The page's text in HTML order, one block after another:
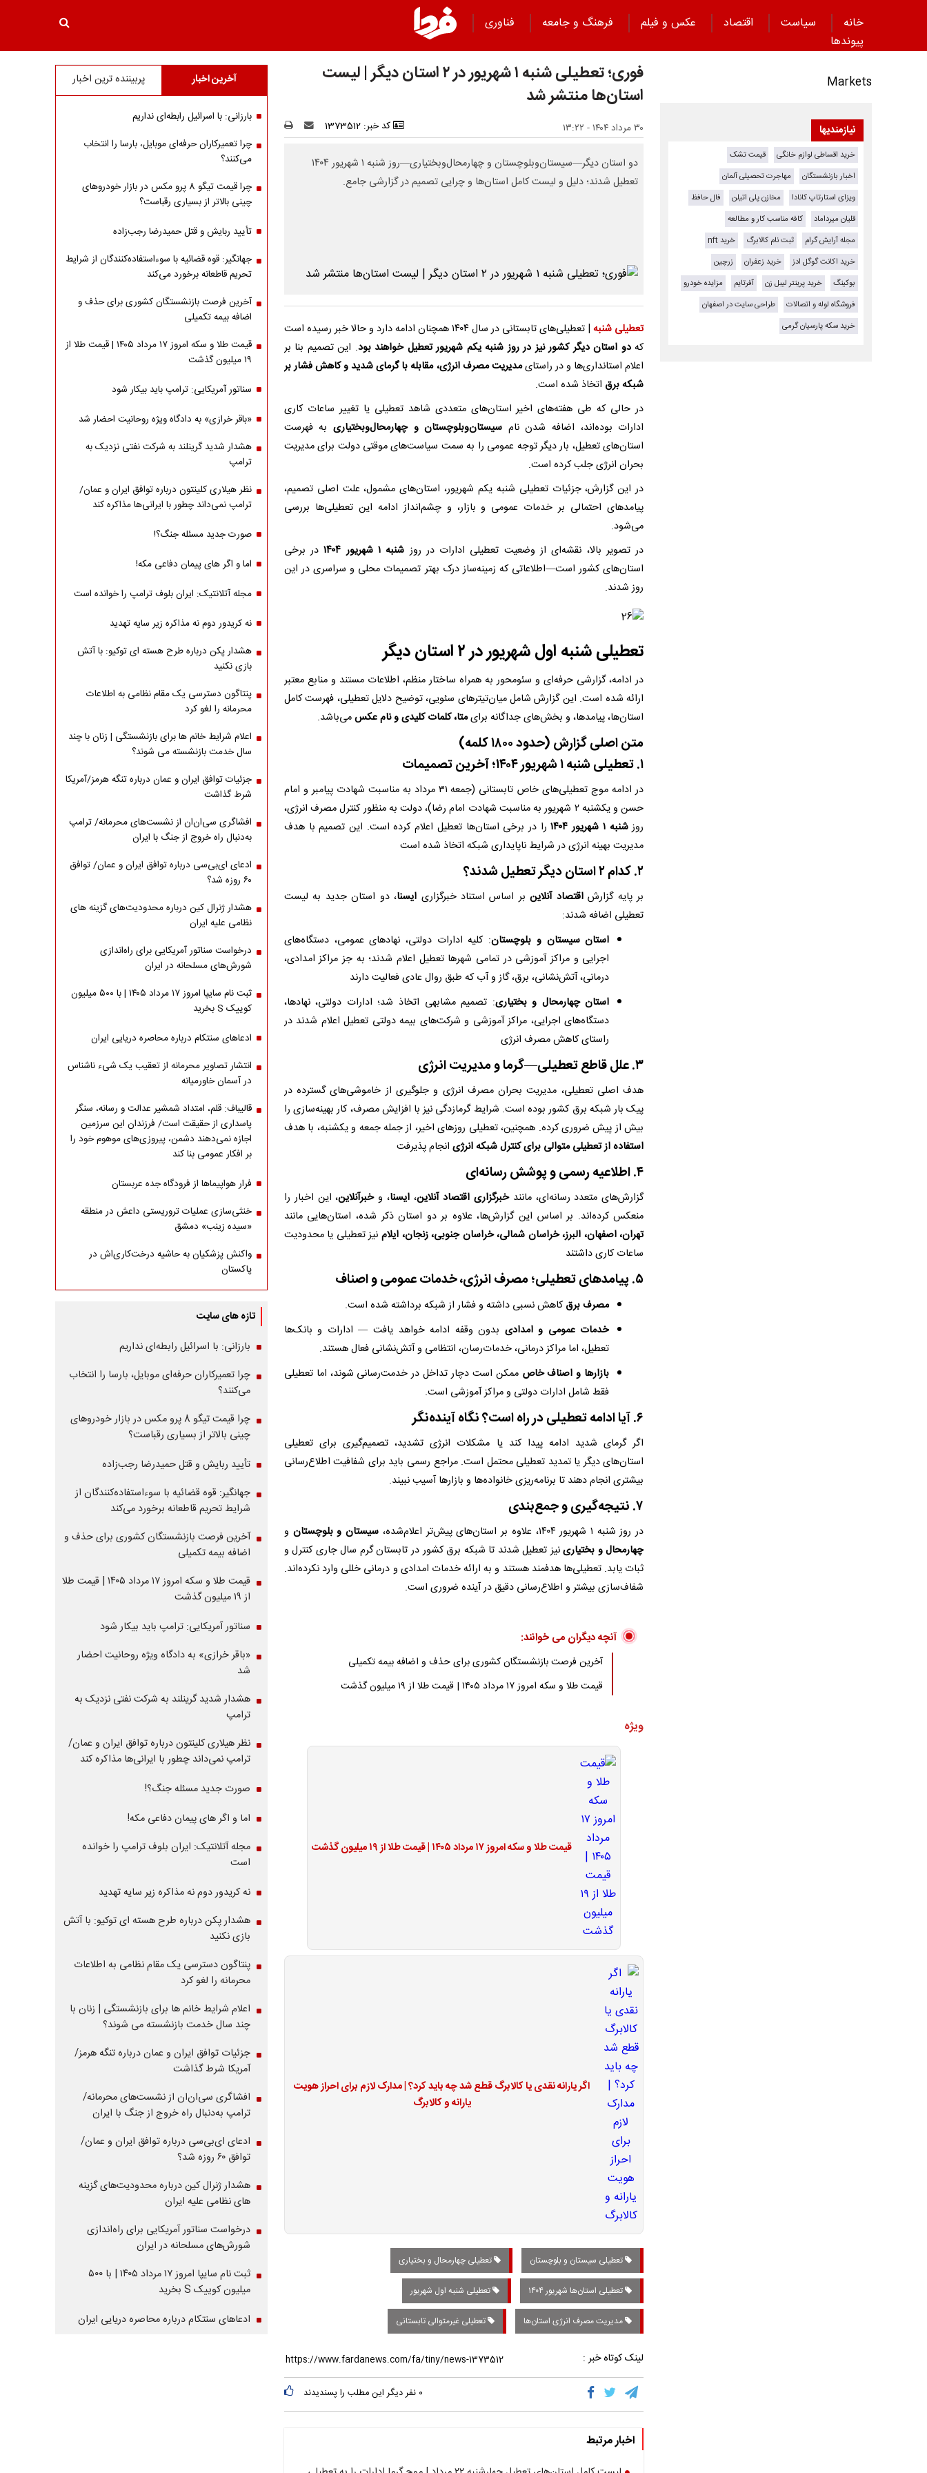
خانه سیاست اقتصاد عکس و فیلم فرهنگ و جامعه
فناوری
پیوند‌ها
فوری؛ تعطیلی شنبه ۱ شهریور در ۲ استان دیگر | لیست
استان‌ها منتشر شد
۳۰ مرداد ۱۴۰۴ - ۱۳:۲۲ کد خبر: 1373512
دو استان دیگر—سیستان‌وبلوچستان و چهارمحال‌وبختیاری—روز شنبه ۱ شهریور ۱۴۰۴
تعطیل شدند؛ دلیل و لیست کامل استان‌ها و چرایی تصمیم در گزارشی جامع.
تعطیلی شنبه
| تعطیلی‌های تابستانی در سال ۱۴۰۴ همچنان ادامه دارد و حالا خبر رسیده است
کهدو استان دیگر کشور نیز در روز شنبه یکم شهریور تعطیل خواهند بود. این تصمیم بنا بر
اعلام استانداری‌ها و در راستایمدیریت مصرف انرژی، مقابله با گرمای شدید و کاهش فشار بر
شبکه برق اتخاذ شده است.
در حالی که طی هفته‌های اخیر استان‌های متعددی شاهد تعطیلی یا تغییر ساعات کاری
ادارات بوده‌اند، اضافه شدن نام سیستان‌وبلوچستان و چهارمحال‌وبختیاریبه فهرست
استان‌های تعطیل، بار دیگر توجه عمومی را به سمت سیاست‌های موقتی دولت برای مدیریت
بحران انرژی جلب کرده است.
در این گزارش، جزئیات تعطیلی شنبه یکم شهریور، استان‌های مشمول، علت اصلی تصمیم،
پیامدهای احتمالی بر خدمات عمومی و بازار، و چشم‌انداز ادامه این تعطیلی‌ها بررسی
می‌شود.
در تصویر بالا، نقشه‌ای از وضعیت تعطیلی ادارات در روز شنبه ۱ شهریور ۱۴۰۴
در برخی
استان‌های کشور است—اطلاعاتی که زمینه‌ساز درک بهتر تصمیمات محلی و سراسری در این
روز شدند.
تعطیلی شنبه اول شهریور در ۲ استان دیگر
در ادامه، گزارشی حرفه‌ای و سئو‌محور به همراه ساختار منظم، اطلاعات مستند و منابع معتبر
ارائه شده است. این گزارش شامل میان‌تیترهای سئویی، توضیح دلایل تعطیلی، فهرست کامل
استان‌ها، پیامدها، و بخش‌های جداگانه برایمتا، کلمات کلیدی و نام عکسمی‌باشد.
متن اصلی گزارش (حدود ۱۸۰۰ کلمه)
۱. تعطیلی شنبه ۱ شهریور ۱۴۰۴؛ آخرین تصمیمات
در ادامه موج تعطیلی‌های خاص تابستانی (جمعه ۳۱ مرداد به مناسبت شهادت پیامبر و امام
حسن و یکشنبه ۲ شهریور به مناسبت شهادت امام رضا)، دولت به منظور کنترل مصرف انرژی،
روزشنبه ۱ شهریور ۱۴۰۴
را در برخی استان‌ها تعطیل اعلام کرده است. این تصمیم با هدف
مدیریت بهینه انرژی در شرایط ناپایداری شبکه اتخاذ شده است
۲. کدام ۲ استان دیگر تعطیل شدند؟
بر پایه گزارشاقتصاد آنلاینبر اساس استناد خبرگزاری ایسنا، دو استان جدید به لیست
تعطیلی اضافه شدند:
استان سیستان و بلوچستان: کلیه ادارات دولتی، نهادهای عمومی، دستگاه‌های
اجرایی و مراکز آموزشی در تمامی شهرها تعطیل اعلام شدند؛ به جز مراکز امدادی،
درمانی، آتش‌نشانی، برق، گاز و آب که طبق روال عادی فعالیت دارند
استان چهارمحال و بختیاری: تصمیم مشابهی اتخاذ شد؛ ادارات دولتی، نهادها،
دستگاه‌های اجرایی، مراکز آموزشی و شرکت‌های بیمه دولتی تعطیل اعلام شدند در
راستای کاهش مصرف انرژی
۳. علل قاطع تعطیلی—گرما و مدیریت انرژی
هدف اصلی تعطیلی، مدیریت بحران مصرف انرژی و جلوگیری از خاموشی‌های گسترده در
پیک بار شبکه برق کشور بوده است. شرایط گرمازدگی نیز با افزایش مصرف، کار بهینه‌سازی را
بیش از پیش ضروری کرده. همچنین، تعطیلی روزهای اخیر، از جمله جمعه و یکشنبه، با هدف
استفاده از تعطیلی متوالی برای کنترل شبکه انرژیانجام پذیرفت
۴. اطلاعیه رسمی و پوشش رسانه‌ای
گزارش‌های متعدد رسانه‌ای، مانندخبرگزاری اقتصاد آنلاین، ایسنا، وخبرآنلاین، این اخبار را
منعکس کرده‌اند. بر اساس این گزارش‌ها، علاوه بر دو استان ذکر شده، استان‌هایی مانند
تهران، اصفهان، البرز، خراسان شمالی، خراسان جنوبی، زنجان، ایلام نیز تعطیلی یا محدودیت
ساعات کاری داشتند
۵. پیامدهای تعطیلی؛ مصرف انرژی، خدمات عمومی و اصناف
مصرف برقکاهش نسبی داشته و فشار از شبکه برداشته شده است.
خدمات عمومی و امدادی بدون وقفه ادامه خواهد یافت — ادارات و بانک‌ها
تعطیل، اما مراکز درمانی، خدمات‌رسان، انتظامی و آتش‌نشانی فعال هستند.
بازارها و اصناف خاص ممکن است دچار تداخل در خدمت‌رسانی شوند، اما تعطیلی
فقط شامل ادارات دولتی و مراکز آموزشی است.
۶. آیا ادامه تعطیلی در راه است؟ نگاه آینده‌نگر
اگر گرمای شدید ادامه پیدا کند یا مشکلات انرژی تشدید، تصمیم‌گیری برای تعطیلی
استان‌های دیگر یا تمدید تعطیلی محتمل است. مراجع رسمی باید برای شفافیت اطلاع‌رسانی
بیشتری انجام دهند تا برنامه‌ریزی خانواده‌ها و بازارها آسیب نبیند.
۷. نتیجه‌گیری و جمع‌بندی
در روز شنبه ۱ شهریور ۱۴۰۴، علاوه بر استان‌های پیش‌تر اعلام‌شده، سیستان و بلوچستان و
چهارمحال و بختیارینیز تعطیل شدند تا شبکه برق کشور در تابستان گرم سال جاری کنترل و
ثبات یابد. تعطیلی‌ها هدفمند هستند و به ارائه خدمات امدادی و درمانی خللی وارد نکرده‌اند.
شفاف‌سازی بیشتر و اطلاع‌رسانی دقیق در آینده ضروری است.
آنچه دیگران می خوانند:
آخرین فرصت بازنشستگان کشوری برای حذف و اضافه بیمه تکمیلی
قیمت طلا و سکه امروز ۱۷ مرداد ۱۴۰۵ | قیمت طلا از ۱۹ میلیون گذشت
ویژه
قیمت طلا و سکه امروز ۱۷ مرداد ۱۴۰۵ | قیمت طلا از ۱۹ میلیون گذشت
اگر یارانه نقدی یا کالابرگ قطع شد چه باید کرد؟ | مدارک لازم برای احراز هویت
یارانه و کالابرگ
تعطیلی سیستان و بلوچستان تعطیلی چهارمحال و بختیاری
تعطیلی استان‌ها شهریور ۱۴۰۴ تعطیلی شنبه اول شهریور
مدیریت مصرف انرژی استان‌ها تعطیلی غیرمتوالی تابستانی
لینک کوتاه خبر :
۰ نفر دیگر این مطلب را پسندیدند
اخبار مرتبط
Markets
نیازمندیها
خرید اقساطی لوازم خانگی
قیمت تشک
اخبار بازنشستگان
مهاجرت تحصیلی آلمان
ویزای استارتاپ کانادا
مخازن پلی اتیلن
فال حافظ
قلیان میرداماد
کافه مناسب کار و مطالعه
مجله آرایش گرام
ثبت نام کالابرگ
خرید nft
خرید اکانت گوگل ادز
خرید زعفران
زرچین
بوکینگ
خرید پرینتر لیبل زن آفرتایم
مزایده خودرو
فروشگاه لوله و اتصالات
طراحی سایت در اصفهان
خرید سکه پارسیان گرمی
آخرین اخبار پربیننده ترین اخبار
بارزانی: با اسرائیل رابطه‌ای نداریم
چرا تعمیرکاران حرفه‌ای موبایل، بارسا را انتخاب
می‌کنند؟
چرا قیمت تیگو 8 پرو مکس در بازار خودروهای
چینی بالاتر از بسیاری رقباست؟
تأیید ربایش و قتل حمیدرضا رجب‌زاده
جهانگیر: قوه قضائیه با سوءاستفاده‌کنندگان از شرایط
تحریم قاطعانه برخورد می‌کند
آخرین فرصت بازنشستگان کشوری برای حذف و
اضافه بیمه تکمیلی
قیمت طلا و سکه امروز ۱۷ مرداد ۱۴۰۵ | قیمت طلا از
۱۹ میلیون گذشت
سناتور آمریکایی: ترامپ باید بیکار شود
«باقر خرازی» به دادگاه ویژه روحانیت احضار شد
هشدار شدید گرینلند به شرکت نفتی نزدیک به
ترامپ
نظر هیلاری کلینتون درباره توافق ایران و عمان/
ترامپ نمی‌داند چطور با ایرانی‌ها مذاکره کند
صورت جدید مسئله جنگ؟!
اما و اگر های پیمان دفاعی مکه!
مجله آتلانتیک: ایران بلوف ترامپ را خوانده است
نه کریدور دوم نه مذاکره زیر سایه تهدید
هشدار پکن درباره طرح هسته ای توکیو: با آتش
بازی نکنید
پنتاگون دسترسی یک مقام نظامی به اطلاعات
محرمانه را لغو کرد
اعلام شرایط خانم ها برای بازنشستگی | زنان با چند
سال خدمت بازنشسته می شوند؟
جزئیات توافق ایران و عمان درباره تنگه هرمز/آمریکا
شرط گذاشت
افشاگری سی‌ان‌ان از نشست‌های محرمانه/ ترامپ
به‌دنبال راه خروج از جنگ با ایران
ادعای ای‌بی‌سی درباره توافق ایران و عمان/ توافق
۶۰ روزه شد؟
هشدار ژنرال کین درباره محدودیت‌های گزینه های
نظامی علیه ایران
درخواست سناتور آمریکایی برای راه‌اندازی
شورش‌های مسلحانه در ایران
ثبت نام سایپا امروز ۱۷ مرداد ۱۴۰۵ | با ۵۰۰ میلیون
کوییک S بخرید
ادعاهای سنتکام درباره محاصره دریایی ایران
انتشار تصاویر محرمانه از تعقیب یک شیء ناشناس
در آسمان خاورمیانه
قالیباف: قلم، امتداد شمشیر عدالت و رسانه، سنگر
پاسداری از حقیقت است/ فرزندان این سرزمین
اجازه نمی‌دهند دشمن، پیروزی‌های موهوم خود را
بر افکار عمومی بنا کند
فرار هواپیماها از فرودگاه جده عربستان
خنثی‌سازی عملیات تروریستی داعش در منطقه
«سیده زینب» دمشق
واکنش پزشکیان به حاشیه درخت‌کاری‌اش در
پاکستان
تازه های سایت
بارزانی: با اسرائیل رابطه‌ای نداریم
چرا تعمیرکاران حرفه‌ای موبایل، بارسا را انتخاب
می‌کنند؟
چرا قیمت تیگو 8 پرو مکس در بازار خودروهای
چینی بالاتر از بسیاری رقباست؟
تأیید ربایش و قتل حمیدرضا رجب‌زاده
جهانگیر: قوه قضائیه با سوءاستفاده‌کنندگان از
شرایط تحریم قاطعانه برخورد می‌کند
آخرین فرصت بازنشستگان کشوری برای حذف و
اضافه بیمه تکمیلی
قیمت طلا و سکه امروز ۱۷ مرداد ۱۴۰۵ | قیمت طلا
از ۱۹ میلیون گذشت
سناتور آمریکایی: ترامپ باید بیکار شود
«باقر خرازی» به دادگاه ویژه روحانیت احضار
شد
هشدار شدید گرینلند به شرکت نفتی نزدیک به
ترامپ
نظر هیلاری کلینتون درباره توافق ایران و عمان/
ترامپ نمی‌داند چطور با ایرانی‌ها مذاکره کند
صورت جدید مسئله جنگ؟!
اما و اگر های پیمان دفاعی مکه!
مجله آتلانتیک: ایران بلوف ترامپ را خوانده
است
نه کریدور دوم نه مذاکره زیر سایه تهدید
هشدار پکن درباره طرح هسته ای توکیو: با آتش
بازی نکنید
پنتاگون دسترسی یک مقام نظامی به اطلاعات
محرمانه را لغو کرد
اعلام شرایط خانم ها برای بازنشستگی | زنان با
چند سال خدمت بازنشسته می شوند؟
جزئیات توافق ایران و عمان درباره تنگه هرمز/
آمریکا شرط گذاشت
افشاگری سی‌ان‌ان از نشست‌های محرمانه/
ترامپ به‌دنبال راه خروج از جنگ با ایران
ادعای ای‌بی‌سی درباره توافق ایران و عمان/
توافق ۶۰ روزه شد؟
هشدار ژنرال کین درباره محدودیت‌های گزینه
های نظامی علیه ایران
درخواست سناتور آمریکایی برای راه‌اندازی
شورش‌های مسلحانه در ایران
ثبت نام سایپا امروز ۱۷ مرداد ۱۴۰۵ | با ۵۰۰
میلیون کوییک S بخرید
ادعاهای سنتکام درباره محاصره دریایی ایران